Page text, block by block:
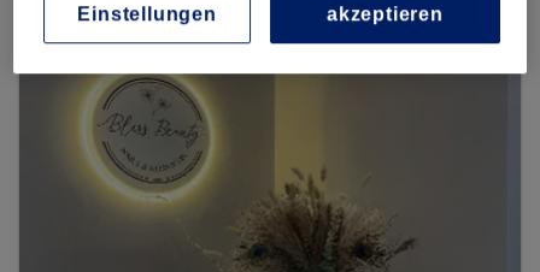
Einstellungen
akzeptieren